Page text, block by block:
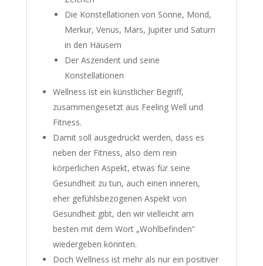
Die Konstellationen von Sonne, Mond,
Merkur, Venus, Mars, Jupiter und Saturn
in den Häusern
Der Aszendent und seine
Konstellationen
Wellness ist ein künstlicher Begriff,
zusammengesetzt aus Feeling Well und
Fitness.
Damit soll ausgedrückt werden, dass es
neben der Fitness, also dem rein
körperlichen Aspekt, etwas für seine
Gesundheit zu tun, auch einen inneren,
eher gefühlsbezogenen Aspekt von
Gesundheit gibt, den wir vielleicht am
besten mit dem Wort „Wohlbefinden“
wiedergeben könnten.
Doch Wellness ist mehr als nur ein positiver